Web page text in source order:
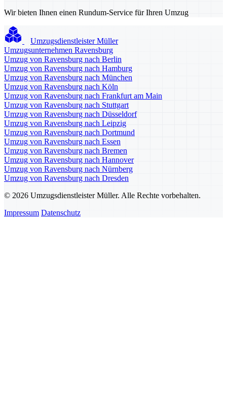
Wir bieten Ihnen einen Rundum-Service für Ihren Umzug
Umzugsdienstleister Müller
Umzugsunternehmen Ravensburg
Umzug von Ravensburg nach Berlin
Umzug von Ravensburg nach Hamburg
Umzug von Ravensburg nach München
Umzug von Ravensburg nach Köln
Umzug von Ravensburg nach Frankfurt am Main
Umzug von Ravensburg nach Stuttgart
Umzug von Ravensburg nach Düsseldorf
Umzug von Ravensburg nach Leipzig
Umzug von Ravensburg nach Dortmund
Umzug von Ravensburg nach Essen
Umzug von Ravensburg nach Bremen
Umzug von Ravensburg nach Hannover
Umzug von Ravensburg nach Nürnberg
Umzug von Ravensburg nach Dresden
© 2026 Umzugsdienstleister Müller. Alle Rechte vorbehalten.
Impressum Datenschutz